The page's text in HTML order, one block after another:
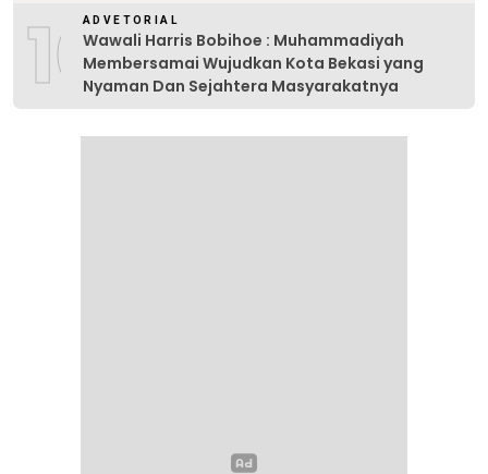
10ADVETORIAL
Wawali Harris Bobihoe : Muhammadiyah
Membersamai Wujudkan Kota Bekasi yang
Nyaman Dan Sejahtera Masyarakatnya